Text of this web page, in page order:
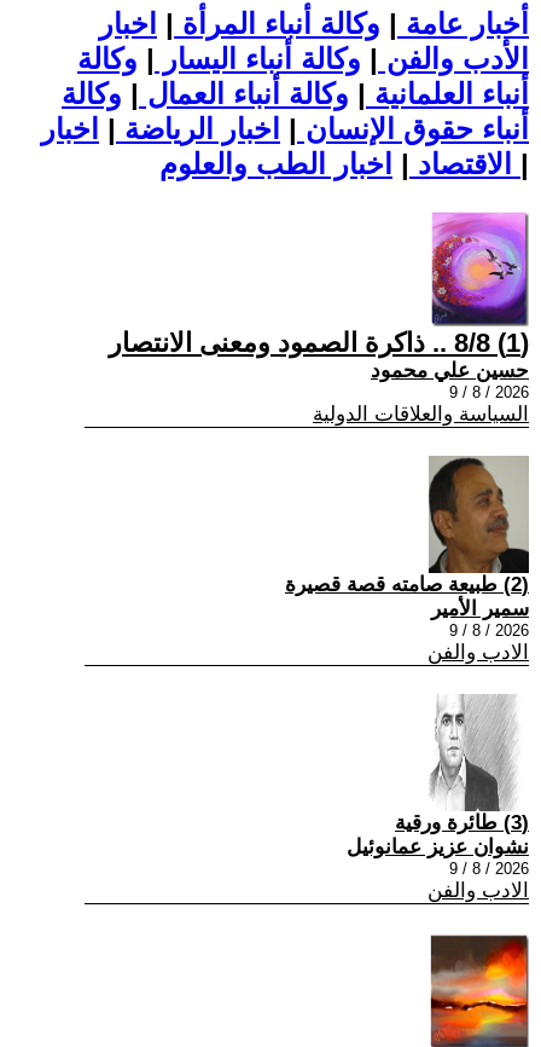
أخبار عامة | وكالة أنباء المرأة | اخبار
الأدب والفن | وكالة أنباء اليسار | وكالة
أنباء العلمانية | وكالة أنباء العمال | وكالة
أنباء حقوق الإنسان | اخبار الرياضة | اخبار
الاقتصاد | |
(1) 8/8 .. ذاكرة الصمود ومعنى الانتصار
حسين علي محمود
2026 / 8 / 9
السياسة والعلاقات الدولية
(2) طبيعة صامته قصة قصيرة
سمير الأمير
2026 / 8 / 9
الادب والفن
(3) طائرة ورقية
نشوان عزيز عمانوئيل
2026 / 8 / 9
الادب والفن